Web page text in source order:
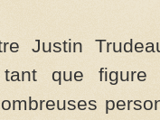
Justin
tant que